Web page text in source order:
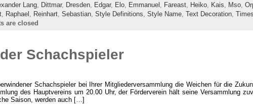
Lang, Dittmar, Dresden, Edgar, Elo, Emmanuel Fareast, Heiko, Kais Mso,
, Raphael Reinhart, Sebastian, Style Definitions Style Name, Text Decoration,
are closed
Schachspieler
Schachspieler bei Ihrer Mitgliederversammlung die Weichen für die
des Hauptvereins um 20.00 Uhr, der Förderverein hält seine Versammlung
Saison, werden auch […]